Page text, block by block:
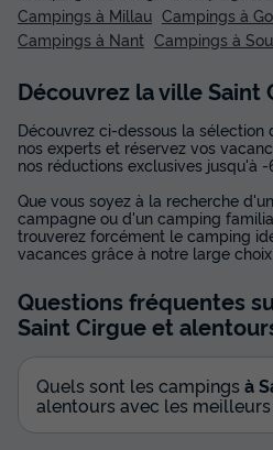
Campings à Millau Campings à
Campings à Nant Campings à
Découvrez la ville Saint
Découvrez ci-dessous la
nos experts et réservez vos
nos réductions exclusives jusqu'à -
Que vous soyez à la recherche
campagne ou d'un camping
trouverez forcément le camping
vacances grâce à notre large
Questions fréquentes
Saint Cirgueet
Quels sont les campings à
alentours avec les